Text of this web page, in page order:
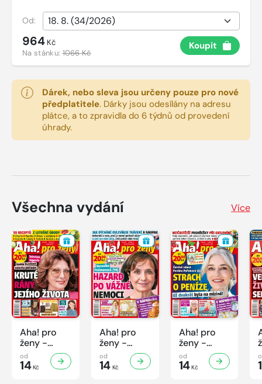
Od:
964 Kč
Na stánku:1066 Kč
Koupit
Dárek, nebo sleva jsou určeny pouze pro nové
předplatitele. Dárky jsou odesílány na adresu
plátce, a to zpravidla do 6 týdnů od provedení
úhrady.
Všechna vydání Více
Aha! pro
ženy -
32/2026
od
14Kč
Aha! pro
ženy -
31/2026
od
14Kč
Aha! pro
ženy -
30/2026
od
14Kč